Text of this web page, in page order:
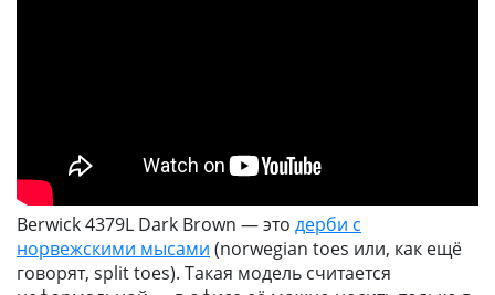
Berwick 4379L Dark Brown — это дерби с
норвежскими мысами (norwegian toes или, как ещё
говорят, split toes). Такая модель считается